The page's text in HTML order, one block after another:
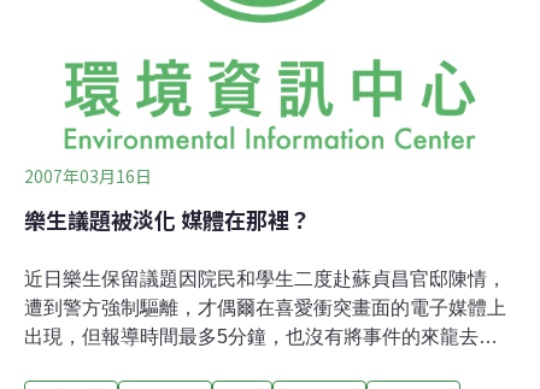
映，趁著電影公司行銷宣傳之便，順勢報導。少有自主
2007年03月16日
樂生議題被淡化 媒體在那裡？
近日樂生保留議題因院民和學生二度赴蘇貞昌官邸陳情，
遭到警方強制驅離，才偶爾在喜愛衝突畫面的電子媒體上
出現，但報導時間最多5分鐘，也沒有將事件的來龍去脈